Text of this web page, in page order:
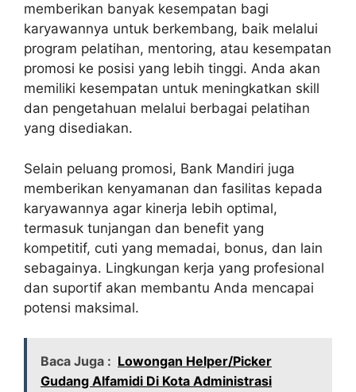
memberikan banyak kesempatan bagi
karyawannya untuk berkembang, baik melalui
program pelatihan, mentoring, atau kesempatan
promosi ke posisi yang lebih tinggi. Anda akan
memiliki kesempatan untuk meningkatkan skill
dan pengetahuan melalui berbagai pelatihan
yang disediakan.
Selain peluang promosi, Bank Mandiri juga
memberikan kenyamanan dan fasilitas kepada
karyawannya agar kinerja lebih optimal,
termasuk tunjangan dan benefit yang
kompetitif, cuti yang memadai, bonus, dan lain
sebagainya. Lingkungan kerja yang profesional
dan suportif akan membantu Anda mencapai
potensi maksimal.
Baca Juga : Lowongan Helper/Picker
Gudang Alfamidi Di Kota Administrasi